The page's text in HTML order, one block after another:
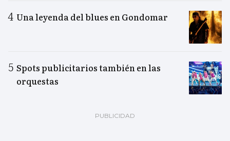
Una leyenda del blues en Gondomar
Spots publicitarios también en las
orquestas